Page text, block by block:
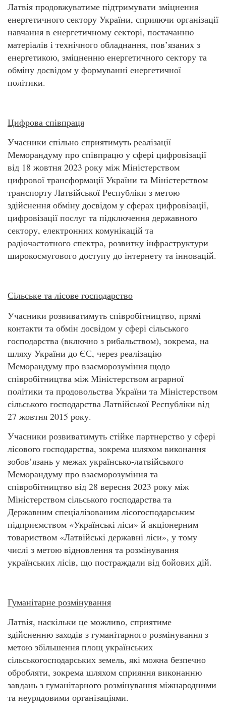
Латвія продовжуватиме підтримувати зміцнення
енергетичного сектору України, сприяючи організації
навчання в енергетичному секторі, постачанню
матеріалів і технічного обладнання, пов’язаних з
енергетикою, зміцненню енергетичного сектору та
обміну досвідом у формуванні енергетичної
політики.
Цифрова співпраця
Учасники спільно сприятимуть реалізації
Меморандуму про співпрацю у сфері цифровізації
від 18 жовтня 2023 року між Міністерством
цифрової трансформації України та Міністерством
транспорту Латвійської Республіки з метою
здійснення обміну досвідом у сферах цифровізації,
цифровізації послуг та підключення державного
сектору, електронних комунікацій та
радіочастотного спектра, розвитку інфраструктури
широкосмугового доступу до інтернету та інновацій.
Сільське та лісове господарство
Учасники розвиватимуть співробітництво, прямі
контакти та обмін досвідом у сфері сільського
господарства (включно з рибальством), зокрема, на
шляху України до ЄС, через реалізацію
Меморандуму про взаєморозуміння щодо
співробітництва між Міністерством аграрної
політики та продовольства України та Міністерством
сільського господарства Латвійської Республіки від
27 жовтня 2015 року.
Учасники розвиватимуть стійке партнерство у сфері
лісового господарства, зокрема шляхом виконання
зобов’язань у межах українсько-латвійського
Меморандуму про взаєморозуміння та
співробітництво від 28 вересня 2023 року між
Міністерством сільського господарства та
Державним спеціалізованим лісогосподарським
підприємством «Українські ліси» й акціонерним
товариством «Латвійські державні ліси», у тому
числі з метою відновлення та розмінування
українських лісів, що постраждали від бойових дій.
Гуманітарне розмінування
Латвія, наскільки це можливо, сприятиме
здійсненню заходів з гуманітарного розмінування з
метою збільшення площ українських
сільськогосподарських земель, які можна безпечно
обробляти, зокрема шляхом сприяння виконанню
завдань з гуманітарного розмінування міжнародними
та неурядовими організаціями.